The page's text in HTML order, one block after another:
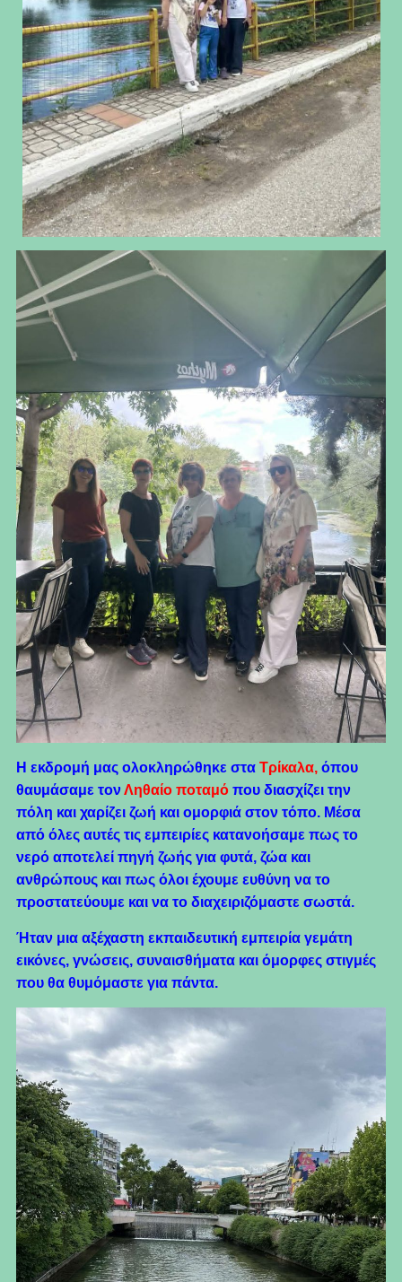
Η εκδρομή μας ολοκληρώθηκε στα Τρίκαλα,όπου
θαυμάσαμε τονΛηθαίο ποταμόπου διασχίζει την
πόλη και χαρίζει ζωή και ομορφιά στον τόπο. Μέσα
από όλες αυτές τις εμπειρίες κατανοήσαμε πως το
νερό αποτελεί πηγή ζωής για φυτά, ζώα και
ανθρώπους και πως όλοι έχουμε ευθύνη να το
προστατεύουμε και να το διαχειριζόμαστε σωστά.
Ήταν μια αξέχαστη εκπαιδευτική εμπειρία γεμάτη
εικόνες, γνώσεις, συναισθήματα και όμορφες στιγμές
που θα θυμόμαστε για πάντα.